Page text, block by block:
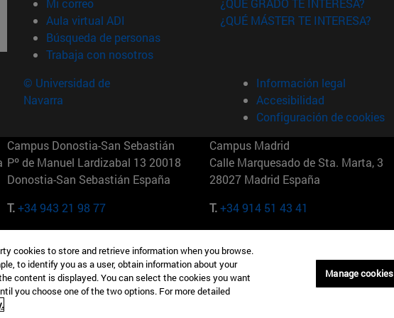
Mi correo
Aula virtual ADI (abre en nueva ventana)
Búsqueda de personas(abre en nueva ventana)
Trabaja con nosotros(abre en nueva ventana)
¿QUÉ GRADO TE INTERESA?
¿QUÉ MÁSTER TE INTERESA?
© Universidad de
Navarra
Información legal
Accesibilidad
Configuración de cookies
Campus Donostia-San Sebastián
Pº de Manuel Lardizabal 13 20018
Donostia-San Sebastián España
T.+34 943 21 98 77
Campus Madrid
Calle Marquesado de Sta. Marta, 3
28027 Madrid España
T.+34 914 51 43 41
165 W 57th St 10019-2201 Nueva York
EE.UU
T.+1 646 346 8850
Maria-Theresia-Straße 15 81675
Múnich Alemania
T.+49 89 24209790
cookies to store and retrieve information when you browse.
to identify you as a user, obtain information about your
content is displayed. You can select the cookies you want
you choose one of the two options. For more detailed
Manage cookies